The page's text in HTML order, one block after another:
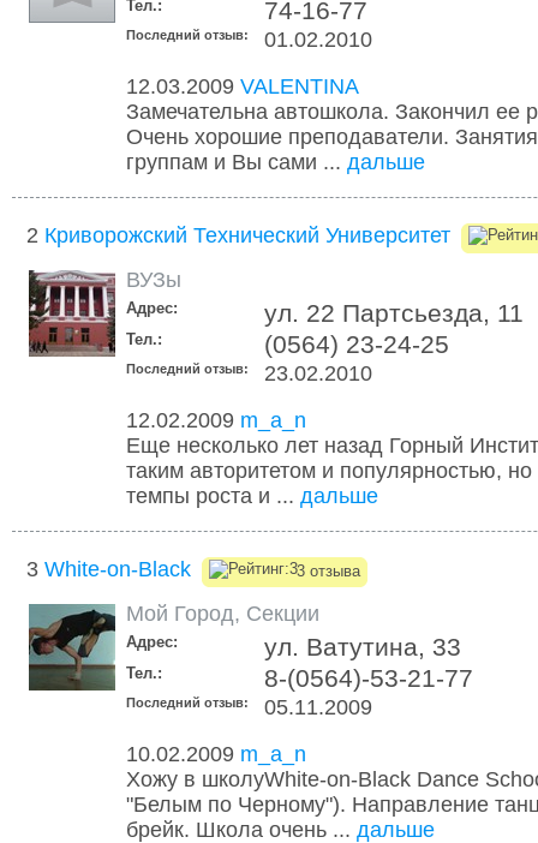
Тел.: 74-16-77
Последний отзыв:
01.02.2010
12.03.2009 VALENTINA
Замечательна автошкола. Закончил ее
Очень хорошие преподаватели.
группам и Вы сами ... дальше
2 Криворожский Технический Университет
ВУЗы
Адрес: ул. 22 Партсьезда, 11
Тел.: (0564) 23-24-25
Последний отзыв:
23.02.2010
12.02.2009 m_a_n
Еще несколько лет назад Горный
таким авторитетом и популярностью,
темпы роста и ... дальше
3 White-on-Black 3 отзыва
Мой Город, Секции
Адрес: ул. Ватутина, 33
Тел.: 8-(0564)-53-21-77
Последний отзыв:
05.11.2009
10.02.2009 m_a_n
Хожу в школуWhite-on-Black Dance
"Белым по Черному"). Направление
брейк. Школа очень ... дальше